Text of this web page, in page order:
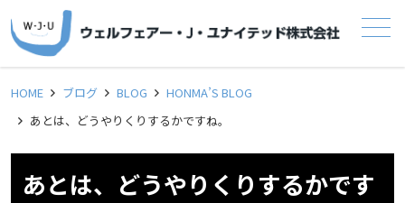
メニュー
HOME ブログ BLOG
HONMA’S BLOG
あとは、どうやりくりするかですね。
あとは、どうやりくりするかです